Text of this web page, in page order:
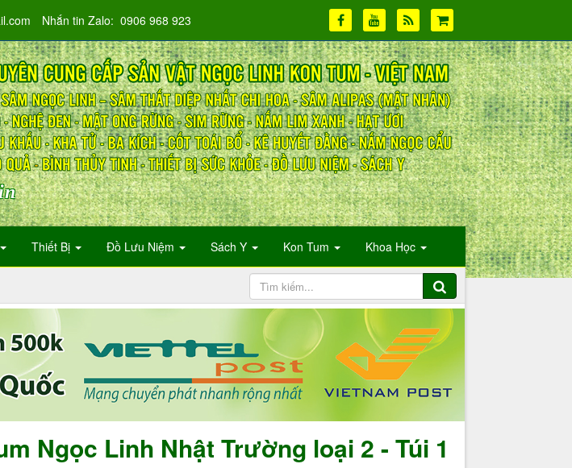
Thiết Bị Đồ Lưu Niệm Sách Y Kon Tum Khoa Học
Nhắn tin Zalo: 0906 968 923
Ngọc Linh Nhật Trường loại 2 - Túi 1